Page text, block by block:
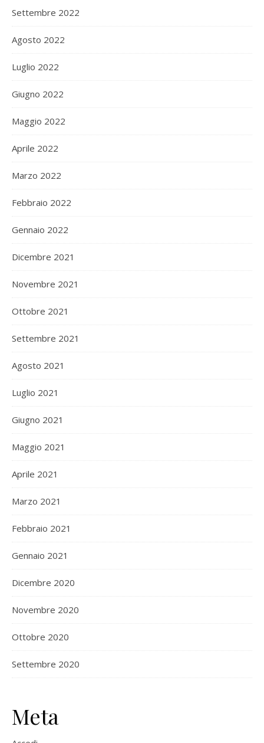
Settembre 2022
Agosto 2022
Luglio 2022
Giugno 2022
Maggio 2022
Aprile 2022
Marzo 2022
Febbraio 2022
Gennaio 2022
Dicembre 2021
Novembre 2021
Ottobre 2021
Settembre 2021
Agosto 2021
Luglio 2021
Giugno 2021
Maggio 2021
Aprile 2021
Marzo 2021
Febbraio 2021
Gennaio 2021
Dicembre 2020
Novembre 2020
Ottobre 2020
Settembre 2020
Meta